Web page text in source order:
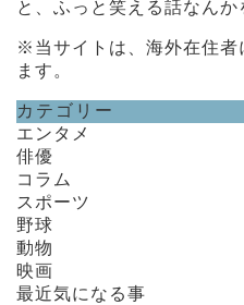
と、ふっと笑える話なんか
※当サイトは、海外在住者
ます。
カテゴリー
エンタメ
俳優
コラム
スポーツ
野球
動物
映画
最近気になる事